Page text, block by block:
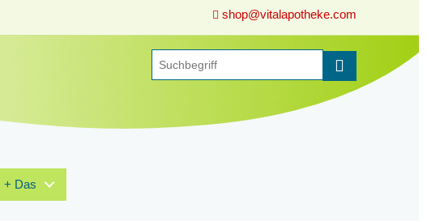
shop@vitalapotheke.com
+ Das